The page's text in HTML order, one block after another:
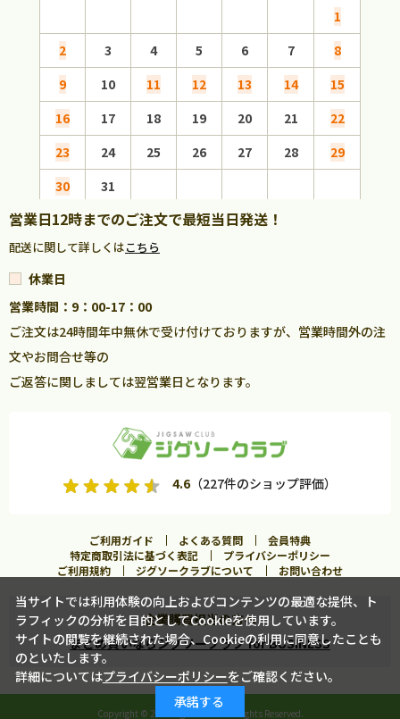
カートに入れる
この商品に合うフレームを見る
1
2
3 4 5 6 7
8
9
10 11 12 13 14
15
16
17 18 19 20 21
22
23
24 25 26 27 28
29
30
31
営業日12時までのご注文で最短当日発送！
配送に関して詳しくはこちら
休業日
営業時間：9：00-17：00
ご注文は24時間年中無休で受け付けておりますが、営業時間外の注
文やお問合せ等の
ご返答に関しましては翌営業日となります。
4.6（227件のショップ評価）
ご利用ガイド よくある質問
会員特典
特定商取引法に基づく表記
プライバシーポリシー
ご利用規約
ジグソークラブについて お問い合わせ
企業購買担当の方へ
まとめ買いならジグソークラブ for BUSINESS
Copyright © 2026 Jigsawclub. All Rights Reserved.
当サイトでは利用体験の向上およびコンテンツの最適な提供、ト
ラフィックの分析を目的としてCookieを使用しています。
サイトの閲覧を継続された場合、Cookieの利用に同意したことも
のといたします。
詳細についてはプライバシーポリシーをご確認ください。
承諾する